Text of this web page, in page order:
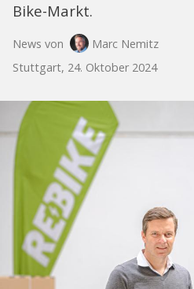
Bike-Markt.
News von
Marc Nemitz
Stuttgart, 24. Oktober 2024